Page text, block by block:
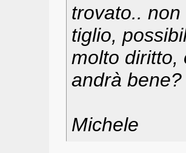
trovato..
tiglio,
molto diritto,
andrà bene?
Michele